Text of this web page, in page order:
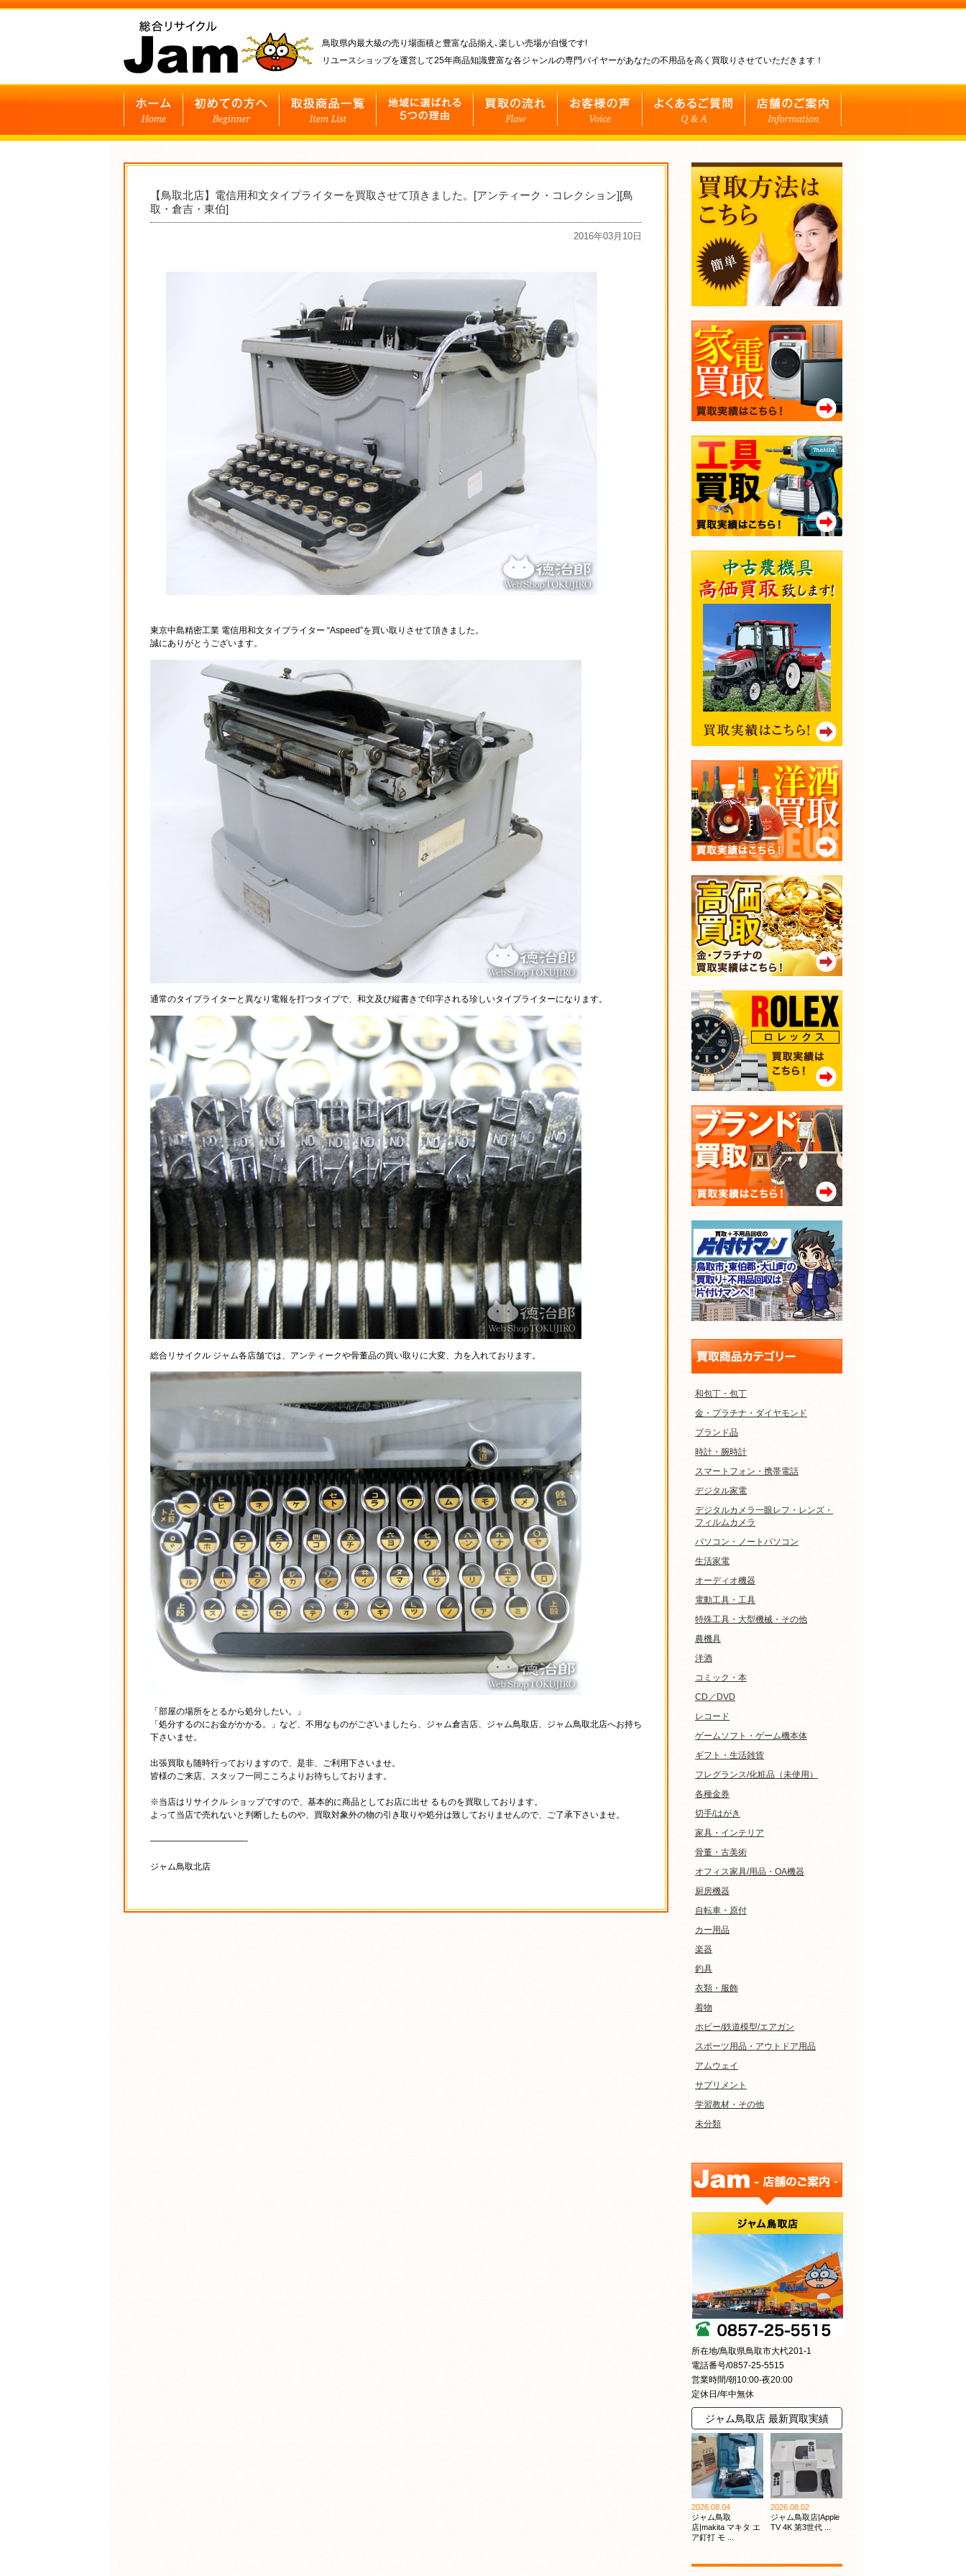
鳥取県内最大級の売り場面積と豊富な品揃え､楽しい売場が自慢です!
リユースショップを運営して25年商品知識豊富な各ジャンルの専門バイヤーがあなたの不用品を高く買取りさせていただきます！
【鳥取北店】電信用和文タイプライターを買取させて頂きました。[アンティーク・コレクション][鳥
取・倉吉・東伯]
2016年03月10日
東京中島精密工業 電信用和文タイプライター “Aspeed”を買い取りさせて頂きました。
誠にありがとうございます。
通常のタイプライターと異なり電報を打つタイプで、和文及び縦書きで印字される珍しいタイプライターになります。
総合リサイクル ジャム各店舗では、アンティークや骨董品の買い取りに大変、力を入れております。
「部屋の場所をとるから処分したい。」
「処分するのにお金がかかる。」など、不用なものがございましたら、ジャム倉吉店、ジャム鳥取店、ジャム鳥取北店へお持ち
下さいませ。
出張買取も随時行っておりますので、是非、ご利用下さいませ。
皆様のご来店、スタッフ一同こころよりお待ちしております。
※当店はリサイクル ショップですので、基本的に商品としてお店に出せ るものを買取しております。
よって当店で売れないと判断したものや、買取対象外の物の引き取りや処分は致しておりませんので、ご了承下さいませ。
———————————-
ジャム鳥取北店
和包丁・包丁
金・プラチナ・ダイヤモンド
ブランド品
時計・腕時計
スマートフォン・携帯電話
デジタル家電
デジタルカメラ一眼レフ・レンズ・
フィルムカメラ
パソコン・ノートパソコン
生活家電
オーディオ機器
電動工具・工具
特殊工具・大型機械・その他
農機具
洋酒
コミック・本
CD／DVD
レコード
ゲームソフト・ゲーム機本体
ギフト・生活雑貨
フレグランス/化粧品（未使用）
各種金券
切手/はがき
家具・インテリア
骨董・古美術
オフィス家具/用品・OA機器
厨房機器
自転車・原付
カー用品
楽器
釣具
衣類・服飾
着物
ホビー/鉄道模型/エアガン
スポーツ用品・アウトドア用品
アムウェイ
サプリメント
学習教材・その他
未分類
所在地/鳥取県鳥取市大杙201-1
電話番号/0857-25-5515
営業時間/朝10:00-夜20:00
定休日/年中無休
ジャム鳥取店 最新買取実績
2026.08.04
ジャム鳥取
店|makita マキタ エ
ア釘打 モ ...
2026.08.02
ジャム鳥取店|Apple
TV 4K 第3世代 ...